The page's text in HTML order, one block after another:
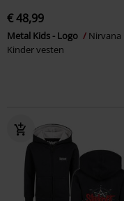
€ 48,99
Metal Kids - Logo
Nirvana
Kinder vesten